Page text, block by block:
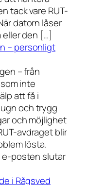
tack vare RUT-
datorn låser
den […]
– personligt
– från
inte
att få i
och trygg
och möjlighet
avdraget blir
lösta.
e-posten slutar
i Rågsved